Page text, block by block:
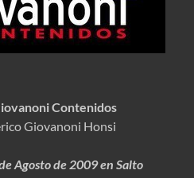
Contenidos
Giovanoni Honsi
Agosto de 2009 en Salto